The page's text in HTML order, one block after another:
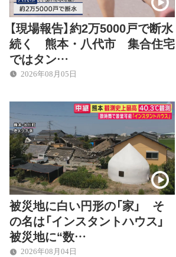
【現場報告】約2万5000戸で断水
続く 熊本・八代市 集合住宅
ではタン…
2026年08月05日
被災地に白い円形の「家」 そ
の名は「インスタントハウス」
被災地に“数…
2026年08月04日